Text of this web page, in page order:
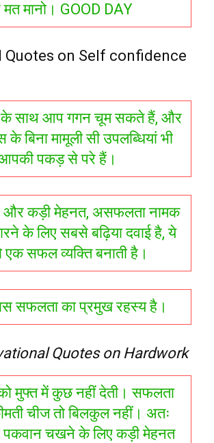
मत मानो। GOOD DAY
on Self confidence
के साथ आप गगन चूम सकते हैं, और
के बिना मामूली सी उपलब्धियां भी
पकड़ से परे हैं।
और कड़ी मेहनत, असफलता नामक
के लिए सबसे बढ़िया दवाई है, ये
सफल व्यक्ति बनाती है।
सफलता का प्रमुख रहस्य है।
Quotes on Hardwork
मुफ्त में कुछ नहीं देती। सफलता
चीज तो बिलकुल नहीं। अतः
चखने के लिए कड़ी मेहनत